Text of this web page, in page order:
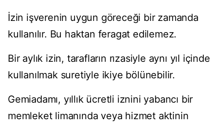
İzin işverenin uygun göreceği bir zamanda
kullanılır. Bu haktan feragat edilemez.
Bir aylık izin, tarafların rızasiyle aynı yıl içinde
kullanılmak suretiyle ikiye bölünebilir.
Gemiadamı, yıllık ücretli iznini yabancı bir
memleket limanında veya hizmet aktinin